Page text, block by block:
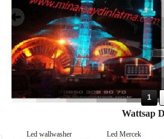
1
Wattsap
Led wallwasher Led Mercek